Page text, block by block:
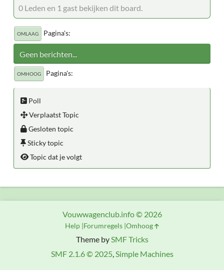
0 Leden en 1 gast bekijken dit board.
OMLAAG Pagina's
Geen berichten...
OMHOOG Pagina's
Poll
Verplaatst Topic
Gesloten topic
Sticky topic
Topic dat je volgt
Theme bySMF Tricks
SMF 2.1.6 © 2025,Simple Machines
Vouwwagenclub.info © 2026
Help Forumregels Omhoog